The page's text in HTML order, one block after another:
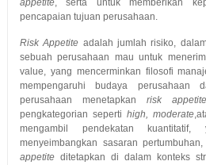
appetite, serta untuk memberikan
pencapaian tujuan perusahaan.
Risk Appetite adalah jumlah risiko,
sebuah perusahaan mau untuk
value, yang mencerminkan filosofi
mempengaruhi budaya perusahaan
perusahaan menetapkan risk appetite
pengkategorian seperti high, moderate
mengambil pendekatan kuantitatif,
menyeimbangkan sasaran
appetiteditetapkan di dalam konteks